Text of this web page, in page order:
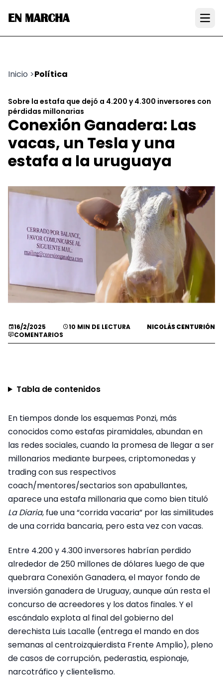
EN MARCHA
Inicio >Política
Sobre la estafa que dejó a 4.200 y 4.300 inversores con
pérdidas millonarias
Conexión Ganadera: Las
vacas, un Tesla y una
estafa a la uruguaya
16/2/2025 10 MIN DE LECTURA
NICOLÁS CENTURIÓN
COMENTARIOS
Tabla de contenidos
En tiempos donde los esquemas Ponzi, más
conocidos como estafas piramidales, abundan en
las redes sociales, cuando la promesa de llegar a ser
millonarios mediante burpees, criptomonedas y
trading con sus respectivos
coach/mentores/sectarios son apabullantes,
aparece una estafa millonaria que como bien tituló
La Diaria, fue una “corrida vacaria” por las similitudes
de una corrida bancaria, pero esta vez con vacas.
Entre 4.200 y 4.300 inversores habrían perdido
alrededor de 250 millones de dólares luego de que
quebrara Conexión Ganadera, el mayor fondo de
inversión ganadera de Uruguay, aunque aún resta el
concurso de acreedores y los datos finales. Y el
escándalo explota al final del gobierno del
derechista Luis Lacalle (entrega el mando en dos
semanas al centroizquierdista Frente Amplio), pleno
de casos de corrupción, pederastia, espionaje,
narcotráfico y clientelismo.